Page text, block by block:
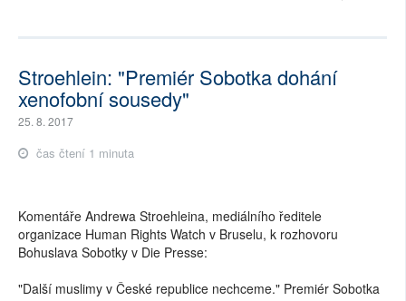
Stroehlein: "Premiér Sobotka dohání
xenofobní sousedy"
25. 8. 2017
čas čtení 1 minuta
Komentáře Andrewa Stroehleina, mediálního ředitele
organizace Human Rights Watch v Bruselu, k rozhovoru
Bohuslava Sobotky v Die Presse:
"Další muslimy v České republice nechceme." Premiér Sobotka